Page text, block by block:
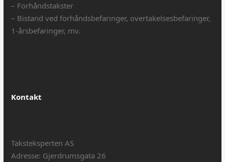
– Forhåndstakster
– Bistand ved forhåndsbefaringer, overtakelsesbefaringer,
1-årsbefaringer, mv.
Kontakt
Taksteksperten AS
Adresse: Gjerdrumsgata 26